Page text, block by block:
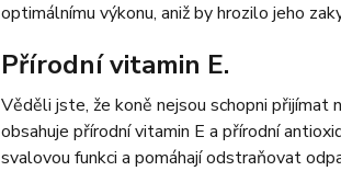
optimálnímu výkonu, aniž by hrozilo jeho
Přírodní vitamin E.
Věděli jste, že koně nejsou schopni
obsahuje přírodní vitamin E a přírodní
svalovou funkci a pomáhají odstraňovat